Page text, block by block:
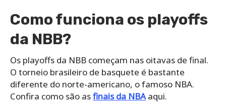
Como funciona os playoffs
da NBB?
Os playoffs da NBB começam nas oitavas de final.
O torneio brasileiro de basquete é bastante
diferente do norte-americano, o famoso NBA.
Confira como são asfinais da NBAaqui.